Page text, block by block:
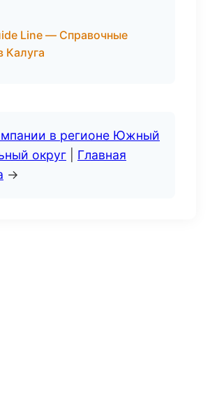
Line — Справочные
Калуга
в регионе Южный
округ
Главная
→